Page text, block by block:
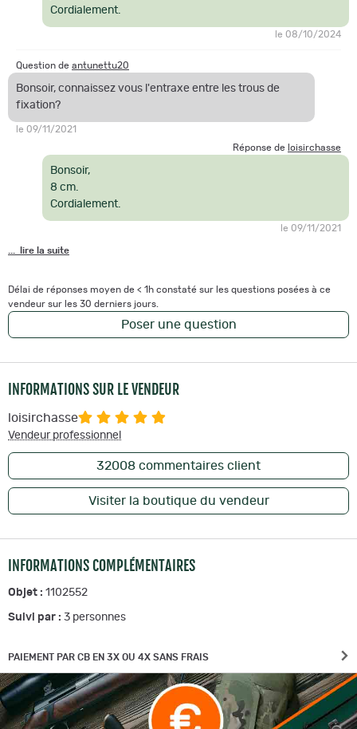
Cordialement.
le 08/10/2024
Question de antunettu20
Bonsoir, connaissez vous l'entraxe entre les trous de
fixation?
le 09/11/2021
Réponse de loisirchasse
Bonsoir,
8 cm.
Cordialement.
le 09/11/2021
... lire la suite
Délai de réponses moyen de < 1h constaté sur les questions posées à ce
vendeur sur les 30 derniers jours.
Poser une question
INFORMATIONS SUR LE VENDEUR
loisirchasse
Vendeur professionnel
32008 commentaires client
Visiter la boutique du vendeur
INFORMATIONS COMPLÉMENTAIRES
Objet : 1102552
Suivi par : 3 personnes
PAIEMENT PAR CB EN 3X OU 4X SANS FRAIS